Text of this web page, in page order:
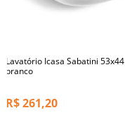
Lavatório Icasa Sabatini 53x44
branco
R$261,20